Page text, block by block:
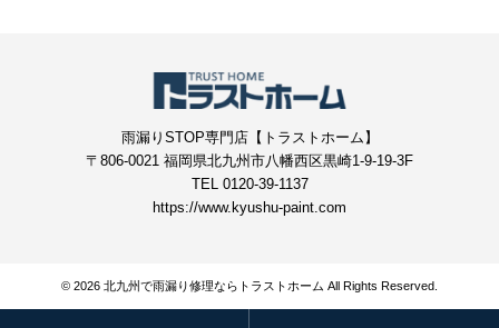
雨漏りSTOP専門店【トラストホーム】
〒806-0021 福岡県北九州市八幡西区黒崎1-9-19-3F
TEL 0120-39-1137
https://www.kyushu-paint.com
© 2026 北九州で雨漏り修理ならトラストホーム All Rights Reserved.